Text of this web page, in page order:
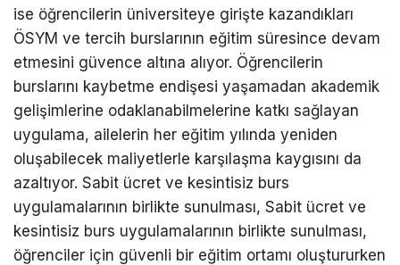
ise öğrencilerin üniversiteye girişte kazandıkları
ÖSYM ve tercih burslarının eğitim süresince devam
etmesini güvence altına alıyor. Öğrencilerin
burslarını kaybetme endişesi yaşamadan akademik
gelişimlerine odaklanabilmelerine katkı sağlayan
uygulama, ailelerin her eğitim yılında yeniden
oluşabilecek maliyetlerle karşılaşma kaygısını da
azaltıyor. Sabit ücret ve kesintisiz burs
uygulamalarının birlikte sunulması, Sabit ücret ve
kesintisiz burs uygulamalarının birlikte sunulması,
öğrenciler için güvenli bir eğitim ortamı oluştururken